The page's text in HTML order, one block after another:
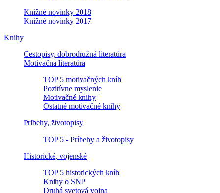
Knižné novinky 2018
Knižné novinky 2017
Knihy
Cestopisy, dobrodružná literatúra
Motivačná literatúra
TOP 5 motivačných kníh
Pozitívne myslenie
Motivačné knihy
Ostatné motivačné knihy
Príbehy, životopisy
TOP 5 - Príbehy a životopisy
Historické, vojenské
TOP 5 historických kníh
Knihy o SNP
Druhá svetová vojna